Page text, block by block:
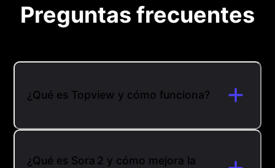
Preguntas frecuentes
¿Qué es Topview y cómo funciona?
¿Qué es Sora 2 y cómo mejora la